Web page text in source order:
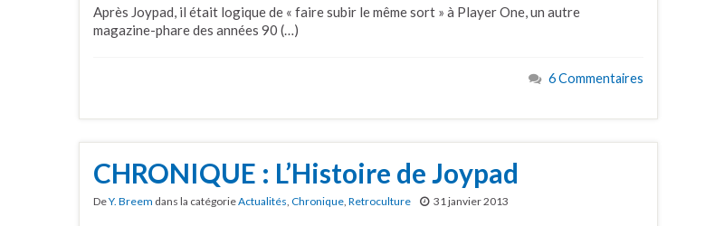
Après Joypad, il était logique de « faire subir le même sort » à Player One, un autre
magazine-phare des années 90 (…)
6 Commentaires
CHRONIQUE : L’Histoire de Joypad
DeY. Breem dans la catégorieActualités, Chronique, Retroculture 31 janvier 2013